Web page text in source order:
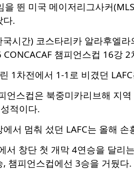
을 뛴 미국 메이저리그사커
다.
국시간) 코스타리카 알라후엘
챔피언스컵 16강
1차전에서 1-1로 비겼던
언스컵은 북중미카리브해 지
적이다.
서 멈춰 섰던 LAFC는 올해
서 창단 첫 개막 4연승을 달리
챔피언스컵에선 3승을 거뒀다.